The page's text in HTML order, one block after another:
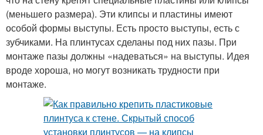
(меньшего размера). Эти клипсы и пластины имеют
особой формы выступы. Есть просто выступы, есть с
зубчиками. На плинтусах сделаны под них пазы. При
монтаже пазы должны «надеваться» на выступы. Идея
вроде хороша, но могут возникать трудности при
монтаже.